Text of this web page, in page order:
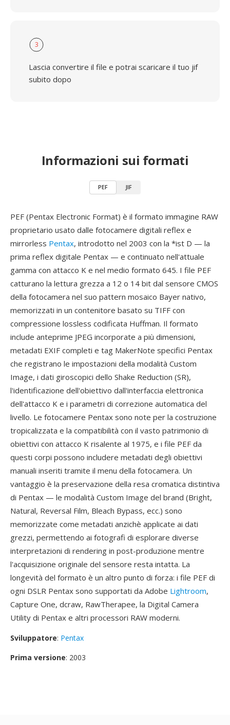
3
Lascia convertire il file e potrai scaricare il tuo jif
subito dopo
Informazioni sui formati
PEF JIF
PEF (Pentax Electronic Format) è il formato immagine RAW
proprietario usato dalle fotocamere digitali reflex e
mirrorless Pentax, introdotto nel 2003 con la *ist D — la
prima reflex digitale Pentax — e continuato nell'attuale
gamma con attacco K e nel medio formato 645. I file PEF
catturano la lettura grezza a 12 o 14 bit dal sensore CMOS
della fotocamera nel suo pattern mosaico Bayer nativo,
memorizzati in un contenitore basato su TIFF con
compressione lossless codificata Huffman. Il formato
include anteprime JPEG incorporate a più dimensioni,
metadati EXIF completi e tag MakerNote specifici Pentax
che registrano le impostazioni della modalità Custom
Image, i dati giroscopici dello Shake Reduction (SR),
l'identificazione dell'obiettivo dall'interfaccia elettronica
dell'attacco K e i parametri di correzione automatica del
livello. Le fotocamere Pentax sono note per la costruzione
tropicalizzata e la compatibilità con il vasto patrimonio di
obiettivi con attacco K risalente al 1975, e i file PEF da
questi corpi possono includere metadati degli obiettivi
manuali inseriti tramite il menu della fotocamera. Un
vantaggio è la preservazione della resa cromatica distintiva
di Pentax — le modalità Custom Image del brand (Bright,
Natural, Reversal Film, Bleach Bypass, ecc.) sono
memorizzate come metadati anzichè applicate ai dati
grezzi, permettendo ai fotografi di esplorare diverse
interpretazioni di rendering in post-produzione mentre
l'acquisizione originale del sensore resta intatta. La
longevità del formato è un altro punto di forza: i file PEF di
ogni DSLR Pentax sono supportati da Adobe Lightroom,
Capture One, dcraw, RawTherapee, la Digital Camera
Utility di Pentax e altri processori RAW moderni.
Sviluppatore: Pentax
Prima versione: 2003